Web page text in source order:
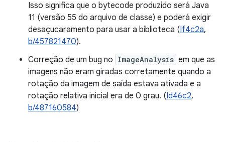
Isso significa que o bytecode produzido será Java
11 (versão 55 do arquivo de classe) e poderá exigir
desaçucaramento para usar a biblioteca (If4c2a,
b/457821470).
Correção de um bug no ImageAnalysis em que as
imagens não eram giradas corretamente quando a
rotação da imagem de saída estava ativada e a
rotação relativa inicial era de 0 grau. (Id46c2,
b/487160584)